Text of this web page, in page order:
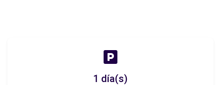
1 día(s)